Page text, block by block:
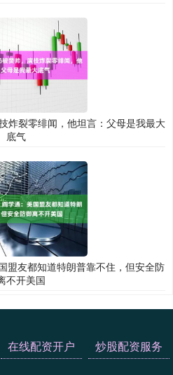
炸裂零绯闻，他坦言：父母是我最大
底气
盟友都知道特朗普靠不住，但安全防
不开美国
在线配资开户 炒股配资服务